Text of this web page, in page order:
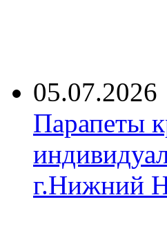
05.07.2026
Парапеты
г.Нижний